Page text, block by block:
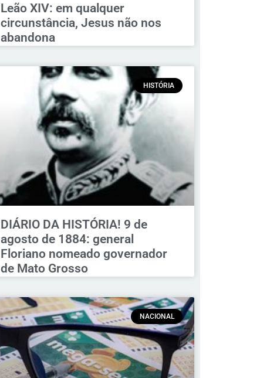
Leão XIV: em qualquer
circunstância, Jesus não nos
abandona
HISTÓRIA
DIÁRIO DA HISTÓRIA! 9 de
agosto de 1884: general
Floriano nomeado governador
de Mato Grosso
NACIONAL